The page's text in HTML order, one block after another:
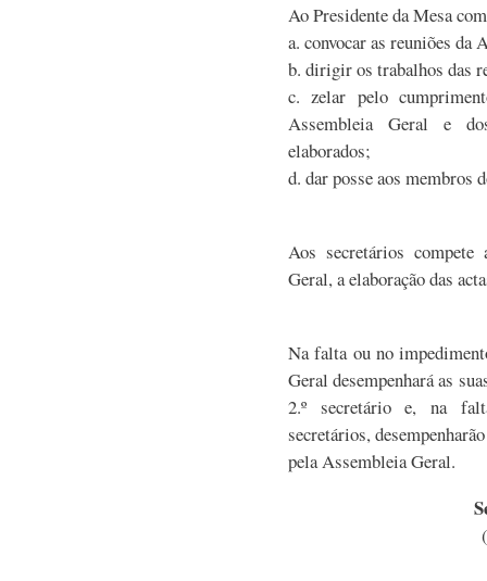
Ao Presidente da Mesa
a. convocar as reuniões da
b. dirigir os trabalhos das
c. zelar pelo
Assembleia Geral e
elaborados;
d. dar posse aos membros
Aos secretários compete
Geral, a elaboração das
Na falta ou no
Geral desempenhará as
2.º secretário e, na
secretários,
pela Assembleia Geral.